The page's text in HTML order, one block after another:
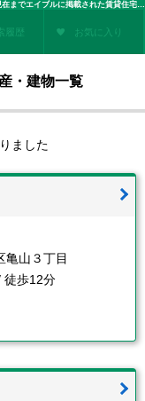
賃貸マンション・賃貸アパートなどあき亀山駅(広島県)の過去から現在までエイブルに掲載された賃貸住宅情報・建物情報を検索！不動産賃貸を探すなら、お部屋探しのエイブル
履歴 お気に入り
・建物一覧
ました
亀山３丁目
徒歩12分